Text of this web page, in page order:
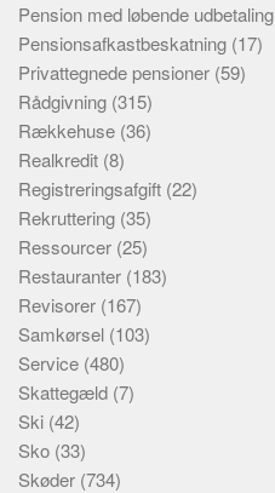
Pension med løbende udbetaling
Pensionsafkastbeskatning (17)
Privattegnede pensioner (59)
Rådgivning (315)
Rækkehuse (36)
Realkredit (8)
Registreringsafgift (22)
Rekruttering (35)
Ressourcer (25)
Restauranter (183)
Revisorer (167)
Samkørsel (103)
Service (480)
Skattegæld (7)
Ski (42)
Sko (33)
Skøder (734)